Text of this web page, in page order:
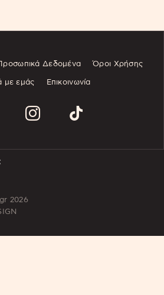
Δεδομένα Όροι Χρήσης
με εμάς Επικοινωνία
2026